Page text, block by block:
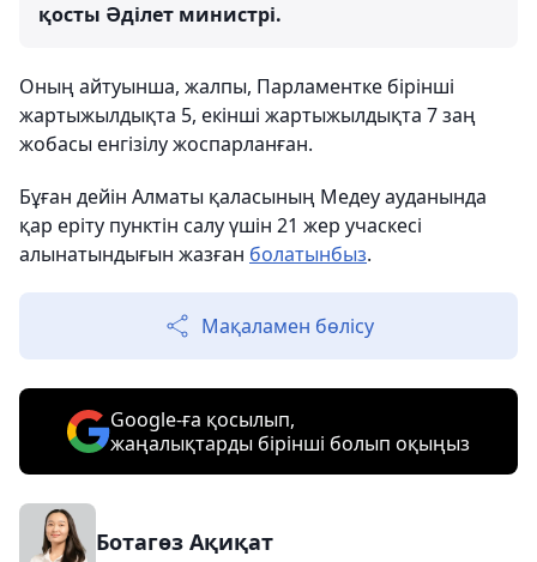
қосты Әділет министрі.
Оның айтуынша, жалпы, Парламентке бірінші
жартыжылдықта 5, екінші жартыжылдықта 7 заң
жобасы енгізілу жоспарланған.
Бұған дейін Алматы қаласының Медеу ауданында
қар еріту пунктін салу үшін 21 жер учаскесі
алынатындығын жазған болатынбыз.
Мақаламен бөлісу
Google-ға қосылып,
жаңалықтарды бірінші болып оқыңыз
Ботагөз Ақиқат